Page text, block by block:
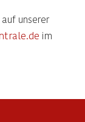
unserer
im